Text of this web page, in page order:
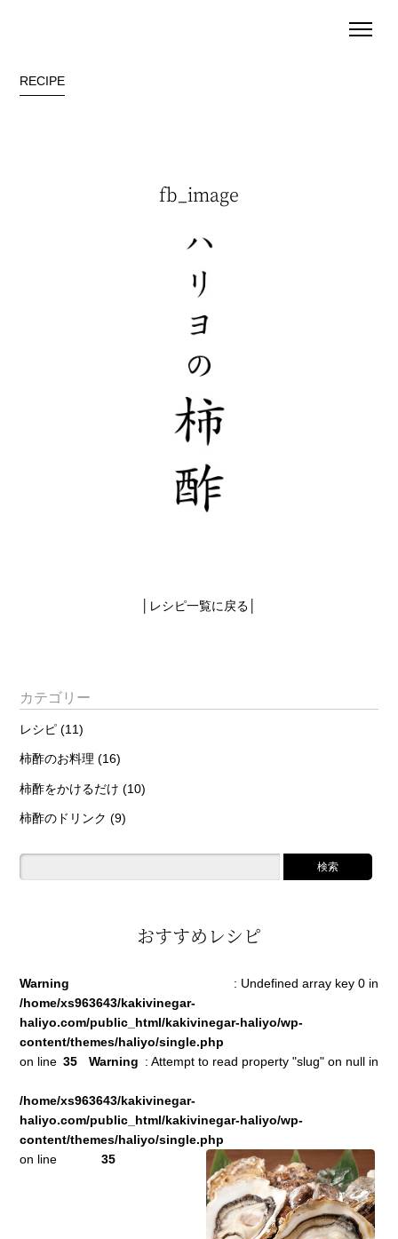
RECIPE
fb_image
レシピ一覧に戻る
カテゴリー
レシピ (11)
柿酢のお料理 (16)
柿酢をかけるだけ (10)
柿酢のドリンク (9)
おすすめレシピ
Warning
: Undefined array key 0 in
/home/xs963643/kakivinegar-
haliyo.com/public_html/kakivinegar-haliyo/wp-
content/themes/haliyo/single.php
on line 35 Warning : Attempt to read property "slug" on null in
/home/xs963643/kakivinegar-
haliyo.com/public_html/kakivinegar-haliyo/wp-
content/themes/haliyo/single.php
on line
35